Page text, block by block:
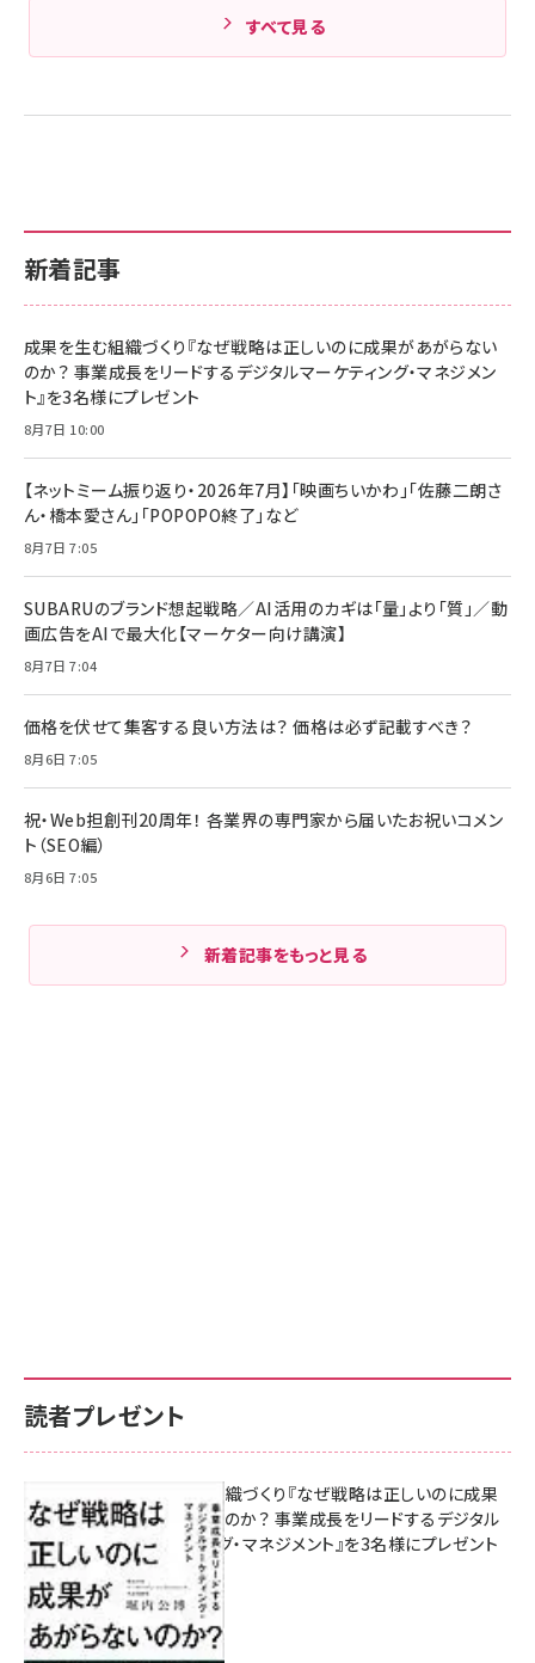
新着記事
成果を生む組織づくり『なぜ戦略は正しいのに成果があがらない
のか？ 事業成長をリードするデジタルマーケティング・マネジメン
ト』を3名様にプレゼント
8月7日 10:00
【ネットミーム振り返り・2026年7月】「映画ちいかわ」「佐藤二朗さ
ん・橋本愛さん」「POPOPO終了」など
8月7日 7:05
SUBARUのブランド想起戦略／AI活用のカギは「量」より「質」／動
画広告をAIで最大化【マーケター向け講演】
8月7日 7:04
価格を伏せて集客する良い方法は？ 価格は必ず記載すべき？
8月6日 7:05
祝・Web担創刊20周年！ 各業界の専門家から届いたお祝いコメン
ト（SEO編）
8月6日 7:05
新着記事をもっと見る
読者プレゼント
成果を生む組織づくり『なぜ戦略は正しいのに成果
があがらないのか？ 事業成長をリードするデジタル
マーケティング・マネジメント』を3名様にプレゼント
8月7日 10:00
すべて見る